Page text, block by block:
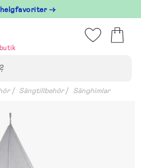
→
Sängtillbehör Sänghimlar